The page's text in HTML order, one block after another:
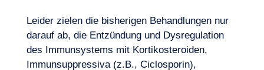
Leider zielen die bisherigen Behandlungen nur
darauf ab, die Entzündung und Dysregulation
des Immunsystems mit Kortikosteroiden,
Immunsuppressiva (z.B., Ciclosporin),